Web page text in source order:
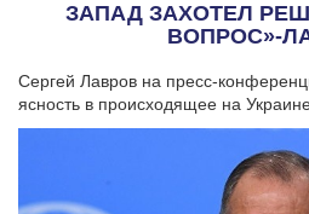
ЗАПАД ЗАХОТЕЛ
ВОПРОС»-
Сергей Лавров на пресс-
ясность в происходящее на